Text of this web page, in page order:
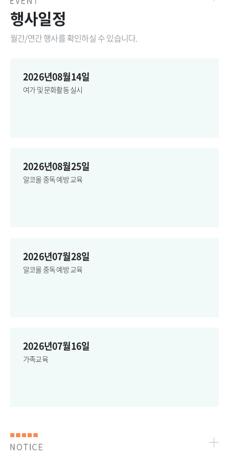
행사일정
월간/연간 행사를 확인하실 수 있습니다.
2026년08월14일
여가 및 문화활동 실시
2026년08월25일
알코올 중독 예방 교육
2026년07월28일
알코올 중독 예방 교육
2026년07월16일
가족교육